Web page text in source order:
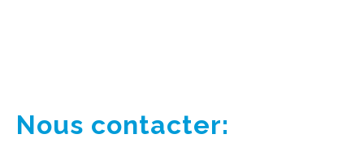
Nous contacter: